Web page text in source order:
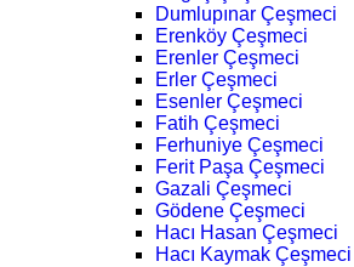
Dumlupınar Çeşmeci
Erenköy Çeşmeci
Erenler Çeşmeci
Erler Çeşmeci
Esenler Çeşmeci
Fatih Çeşmeci
Ferhuniye Çeşmeci
Ferit Paşa Çeşmeci
Gazali Çeşmeci
Gödene Çeşmeci
Hacı Hasan Çeşmeci
Hacı Kaymak Çeşmeci